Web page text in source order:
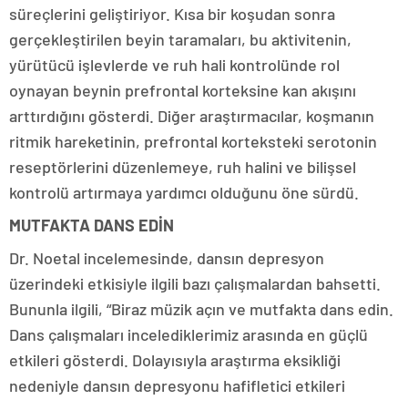
süreçlerini geliştiriyor. Kısa bir koşudan sonra
gerçekleştirilen beyin taramaları, bu aktivitenin,
yürütücü işlevlerde ve ruh hali kontrolünde rol
oynayan beynin prefrontal korteksine kan akışını
arttırdığını gösterdi. Diğer araştırmacılar, koşmanın
ritmik hareketinin, prefrontal korteksteki serotonin
reseptörlerini düzenlemeye, ruh halini ve bilişsel
kontrolü artırmaya yardımcı olduğunu öne sürdü.
MUTFAKTA DANS EDİN
Dr. Noetal incelemesinde, dansın depresyon
üzerindeki etkisiyle ilgili bazı çalışmalardan bahsetti.
Bununla ilgili, “Biraz müzik açın ve mutfakta dans edin.
Dans çalışmaları incelediklerimiz arasında en güçlü
etkileri gösterdi. Dolayısıyla araştırma eksikliği
nedeniyle dansın depresyonu hafifletici etkileri